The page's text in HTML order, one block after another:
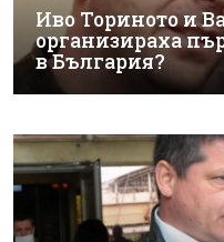
Иво Ториното и
организираха
в България?